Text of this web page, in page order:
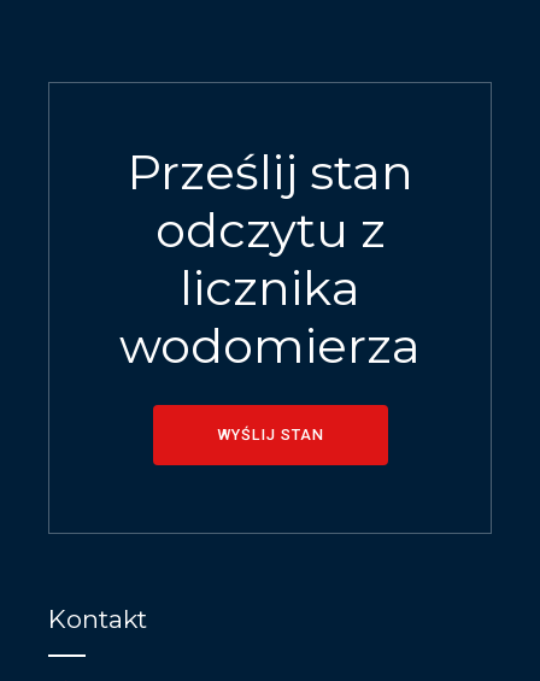
Prześlij stan
odczytu z
licznika
wodomierza
WYŚLIJ STAN
Kontakt